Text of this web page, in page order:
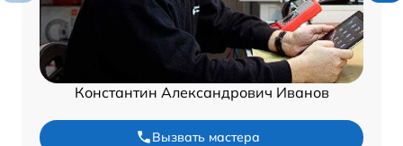
Константин Александрович Иванов
Вызвать мастера